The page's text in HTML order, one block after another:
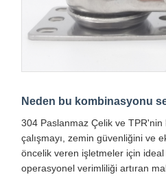
Neden bu kombinasyonu
304 Paslanmaz Çelik ve
çalışmayı, zemin güvenliğini ve
öncelik veren işletmeler için
operasyonel verimliliği artıran